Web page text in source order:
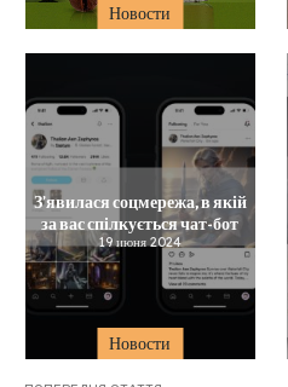
Новости
Новости
З’явилася соцмережа, в якій
за вас спілкується чат-бот
19 июня 2024